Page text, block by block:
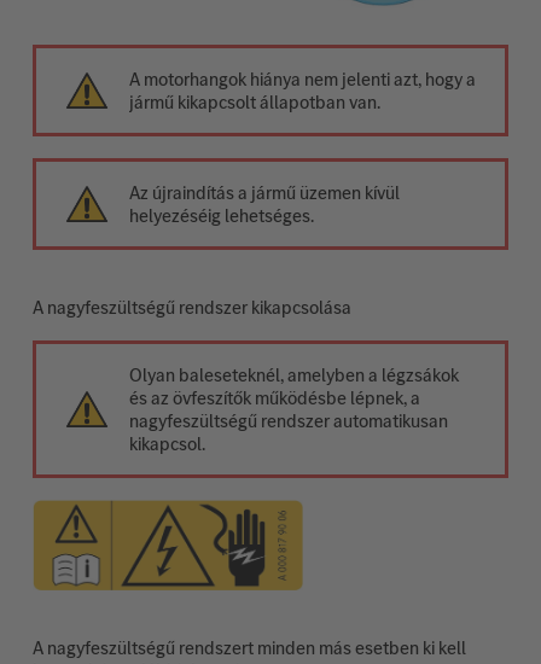
A motorhangok hiánya nem jelenti azt, hogy a
jármű kikapcsolt állapotban van.
Az újraindítás a jármű üzemen kívül
helyezéséig lehetséges.
A nagyfeszültségű rendszer kikapcsolása
Olyan baleseteknél, amelyben a légzsákok
és az övfeszítők működésbe lépnek, a
nagyfeszültségű rendszer automatikusan
kikapcsol.
A nagyfeszültségű rendszert minden más esetben ki kell